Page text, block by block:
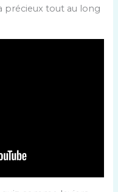
précieux tout au long